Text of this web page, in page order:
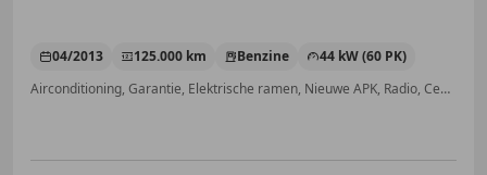
04/2013 125.000 km Benzine
44 kW (60 PK)
Airconditioning, Garantie, Elektrische ramen, Nieuwe APK, Radio, Centrale deurvergrendeling met afstandsbediening, Alarm, Zij-airbags